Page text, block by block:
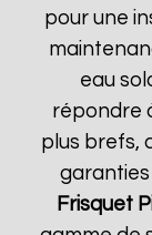
pour une
eau
répondre
plus brefs,
garanties
Frisquet